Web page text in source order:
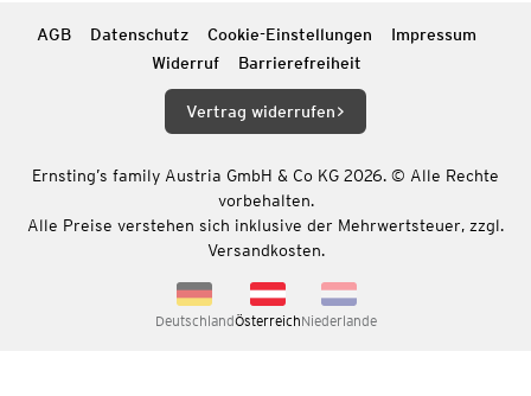
AGB Datenschutz Cookie-Einstellungen
Impressum
Widerruf
Barrierefreiheit
Vertrag widerrufen
Ernsting’s family Austria GmbH & Co KG 2026. © Alle Rechte
vorbehalten.
Alle Preise verstehen sich inklusive der Mehrwertsteuer, zzgl.
Versandkosten.
DeutschlandÖsterreichNiederlande